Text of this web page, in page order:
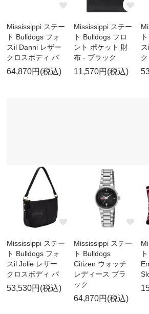
Mississippi ステー
ト Bulldogs フォ
スil Danni レザー
クロスボディ バ
64,870円(税込)
Mississippi ステー
ト Bulldogs フロ
ント ポケット 財
布 - ブラック
11,570円(税込)
Mississippi ステー
ト Bulldogs フォ
スil Jolie レザー
クロスボディ バ
53,530円(税込)
Mississippi ステー
ト Bulldogs
Citizen ウォッチ
レディース ブラ
ック
64,870円(税込)